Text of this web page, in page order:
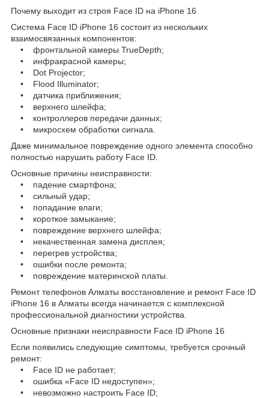
Почему выходит из строя Face ID на iPhone 16
Система Face ID iPhone 16 состоит из нескольких
взаимосвязанных компонентов:
• фронтальной камеры TrueDepth;
• инфракрасной камеры;
• Dot Projector;
• Flood Illuminator;
• датчика приближения;
• верхнего шлейфа;
• контроллеров передачи данных;
• микросхем обработки сигнала.
Даже минимальное повреждение одного элемента способно
полностью нарушить работу Face ID.
Основные причины неисправности:
• падение смартфона;
• сильный удар;
• попадание влаги;
• короткое замыкание;
• повреждение верхнего шлейфа;
• некачественная замена дисплея;
• перегрев устройства;
• ошибки после ремонта;
• повреждение материнской платы.
Ремонт телефонов Алматы восстановление и ремонт Face ID
iPhone 16 в Алматы всегда начинается с комплексной
профессиональной диагностики устройства.
Основные признаки неисправности Face ID iPhone 16
Если появились следующие симптомы, требуется срочный
ремонт:
• Face ID не работает;
• ошибка «Face ID недоступен»;
• невозможно настроить Face ID;